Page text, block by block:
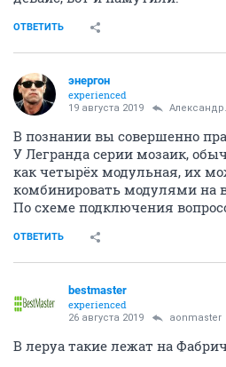
ОТВЕТИТЬ
энергон
experienced
19 августа 2019
В познании вы совершенно
У Легранда серии мозаик,
как четырёх модульная, их
комбинировать модулями на
По схеме подключения
ОТВЕТИТЬ
bestmaster
experienced
26 августа 2019 aonmaster
В леруа такие лежат на